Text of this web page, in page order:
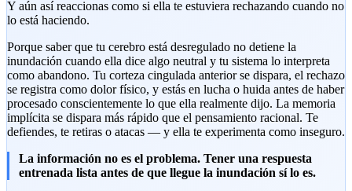
Y aún así reaccionas como si ella te estuviera rechazando cuando no
lo está haciendo.
Porque saber que tu cerebro está desregulado no detiene la
inundación cuando ella dice algo neutral y tu sistema lo interpreta
como abandono. Tu corteza cingulada anterior se dispara, el rechazo
se registra como dolor físico, y estás en lucha o huida antes de haber
procesado conscientemente lo que ella realmente dijo. La memoria
implícita se dispara más rápido que el pensamiento racional. Te
defiendes, te retiras o atacas — y ella te experimenta como inseguro.
La información no es el problema. Tener una respuesta
entrenada lista antes de que llegue la inundación sí lo es.